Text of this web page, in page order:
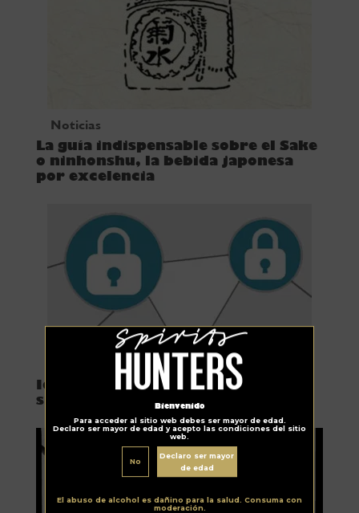
Bienvenido
Para acceder al sitio web debes ser mayor de edad.
Declaro ser mayor de edad y acepto las condiciones del sitio
web.
No
Declaro ser mayor
de edad
El abuso de alcohol es dañino para la salud. Consuma con
moderación.
Noticias
La guía indispensable sobre el Sake
o ninhonshu, la bebida japonesa
por excelencia
Identificarán sake falso con un
sistema basado en la blockchain